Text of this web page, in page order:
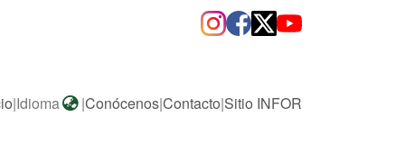
|Idioma |Conócenos|Contacto|Sitio INFOR